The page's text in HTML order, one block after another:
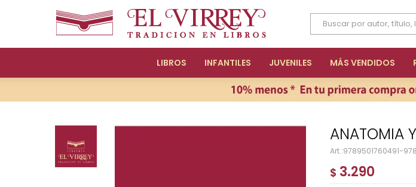
LIBROS INFANTILES JUVENILES MÁS VENDIDOS
ANATOMIA
9789501760491-
$ 3.290